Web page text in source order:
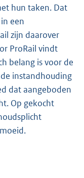
hun taken. Dat
een
zijn daarover
ProRail vindt
belang is voor de
instandhouding
dat aangeboden
Op gekocht